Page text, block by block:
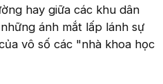
hay giữa các khu dân
ánh mắt lấp lánh sự
vô số các "nhà khoa học